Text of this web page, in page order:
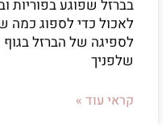
בברזל שפוגע בפוריות
לאכול כדי לספוג כמה
לספיגה של הברזל
שלפניך
קראי עוד »